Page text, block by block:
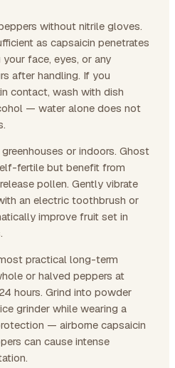
without nitrile gloves.
as capsaicin penetrates
face, eyes, or any
after handling. If you
contact, wash with dish
— water alone does not
or indoors. Ghost
fertile but benefit from
pollen. Gently vibrate
an electric toothbrush or
improve fruit set in
practical long-term
or halved peppers at
hours. Grind into powder
grinder while wearing a
— airborne capsaicin
can cause intense